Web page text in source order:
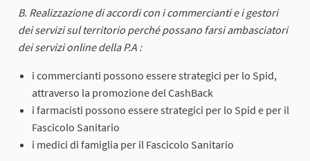
B. Realizzazione di accordi con i commercianti e i gestori
dei servizi sul territorio perché possano farsi ambasciatori
dei servizi online della P.A :
i commercianti possono essere strategici per lo Spid,
attraverso la promozione del CashBack
i farmacisti possono essere strategici per lo Spid e per il
Fascicolo Sanitario
i medici di famiglia per il Fascicolo Sanitario